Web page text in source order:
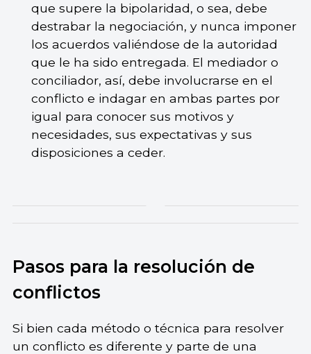
que supere la bipolaridad, o sea, debe
destrabar la negociación, y nunca imponer
los acuerdos valiéndose de la autoridad
que le ha sido entregada. El mediador o
conciliador, así, debe involucrarse en el
conflicto e indagar en ambas partes por
igual para conocer sus motivos y
necesidades, sus expectativas y sus
disposiciones a ceder.
Pasos para la resolución de
conflictos
Si bien cada método o técnica para resolver
un conflicto es diferente y parte de una